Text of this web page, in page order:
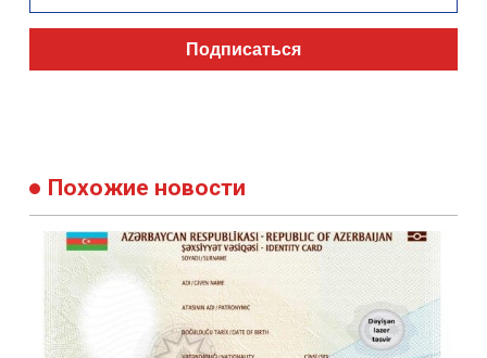
Подписаться
Похожие новости